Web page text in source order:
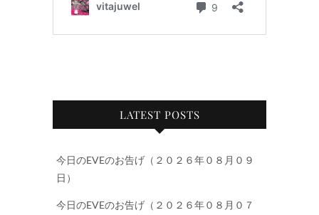
LATEST POSTS
今日のEVEのお告げ（２０２６年０８月０９
日）
今日のEVEのお告げ（２０２６年０８月０７